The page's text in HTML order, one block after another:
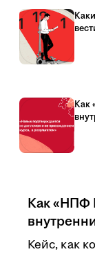
Как
Как «НПФ
Кейс, как